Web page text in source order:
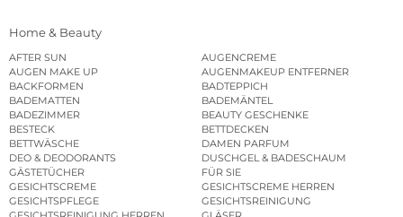
Home & Beauty
AFTER SUN
AUGENCREME
AUGEN MAKE UP
AUGENMAKEUP ENTFERNER
BACKFORMEN
BADTEPPICH
BADEMATTEN
BADEMÄNTEL
BADEZIMMER
BEAUTY GESCHENKE
BESTECK
BETTDECKEN
BETTWÄSCHE
DAMEN PARFUM
DEO & DEODORANTS
DUSCHGEL & BADESCHAUM
GÄSTETÜCHER
FÜR SIE
GESICHTSCREME
GESICHTSCREME HERREN
GESICHTSPFLEGE
GESICHTSREINIGUNG